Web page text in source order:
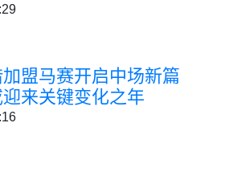
盟马赛开启中场新篇
来关键变化之年